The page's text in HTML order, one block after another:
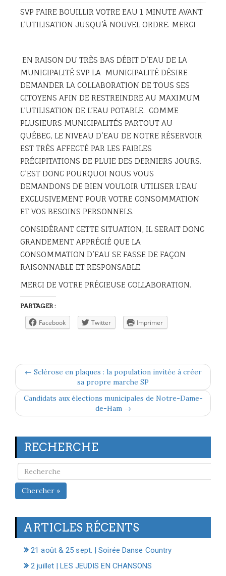
SVP FAIRE BOUILLIR VOTRE EAU 1 MINUTE AVANT
L’UTILISATION JUSQU’À NOUVEL ORDRE. MERCI
EN RAISON DU TRÈS BAS DÉBIT D’EAU DE LA
MUNICIPALITÉ SVP LA MUNICIPALITÉ DÉSIRE
DEMANDER LA COLLABORATION DE TOUS SES
CITOYENS AFIN DE RESTREINDRE AU MAXIMUM
L’UTILISATION DE L’EAU POTABLE. COMME
PLUSIEURS MUNICIPALITÉS PARTOUT AU
QUÉBEC, LE NIVEAU D’EAU DE NOTRE RÉSERVOIR
EST TRÈS AFFECTÉ PAR LES FAIBLES
PRÉCIPITATIONS DE PLUIE DES DERNIERS JOURS.
C’EST DONC POURQUOI NOUS VOUS
DEMANDONS DE BIEN VOULOIR UTILISER L’EAU
EXCLUSIVEMENT POUR VOTRE CONSOMMATION
ET VOS BESOINS PERSONNELS.
CONSIDÉRANT CETTE SITUATION, IL SERAIT DONC
GRANDEMENT APPRÉCIÉ QUE LA
CONSOMMATION D’EAU SE FASSE DE FAÇON
RAISONNABLE ET RESPONSABLE.
MERCI DE VOTRE PRÉCIEUSE COLLABORATION.
PARTAGER :
Facebook Twitter Imprimer
← Sclérose en plaques : la population invitée à créer
sa propre marche SP
Candidats aux élections municipales de Notre-Dame-
de-Ham →
RECHERCHE
Chercher »
ARTICLES RÉCENTS
21 août & 25 sept. | Soirée Danse Country
2 juillet | LES JEUDIS EN CHANSONS